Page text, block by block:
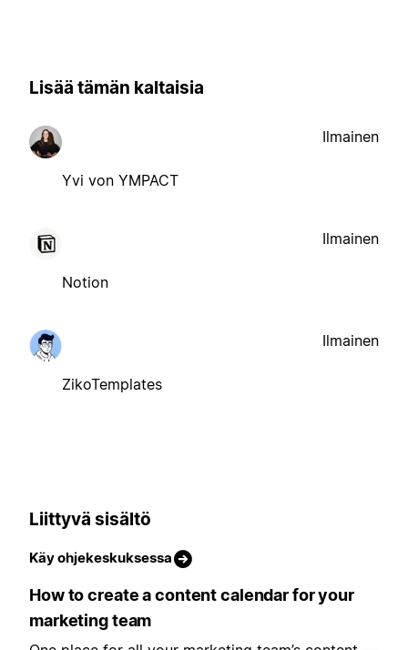
Lisää tämän kaltaisia
Yvi von YMPACT
Ilmainen
Notion
Ilmainen
ZikoTemplates
Ilmainen
Liittyvä sisältö
Käy ohjekeskuksessa
How to create a content calendar for your
marketing team